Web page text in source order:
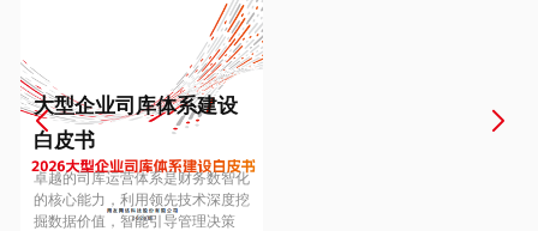
Europe
Hungary
大型企业司库体系建设
白皮书
卓越的司库运营体系是财务数智化
的核心能力，利用领先技术深度挖
掘数据价值，智能引导管理决策